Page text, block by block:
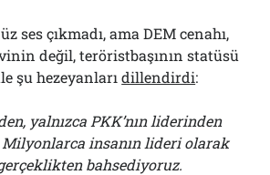
ses çıkmadı, ama DEM cenahı,
değil, teröristbaşının statüsü
şu hezeyanlarıdillendirdi:
yalnızca PKK’nın liderinden
insanın lideri olarak
bahsediyoruz.